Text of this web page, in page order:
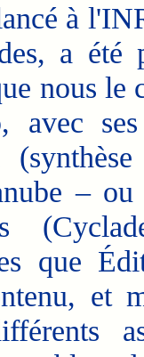
à
a été
nous le
avec
–
que
et